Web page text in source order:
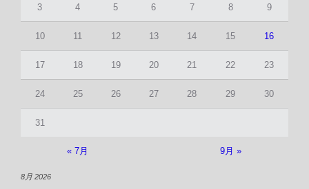
8月 2026
3 4 5 6 7 8 9
10 11 12 13 14 15 16
17 18 19 20 21 22 23
24 25 26 27 28 29 30
31
« 7月 9月 »